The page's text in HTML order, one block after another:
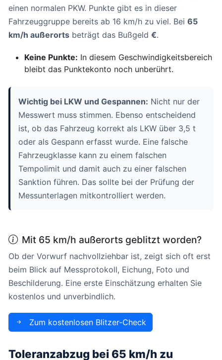
einen normalen PKW. Punkte gibt es in dieser
Fahrzeuggruppe bereits ab 16 km/h zu viel. Bei 65
km/h außerorts beträgt das Bußgeld €.
Keine Punkte: In diesem Geschwindigkeitsbereich
bleibt das Punktekonto noch unberührt.
Wichtig bei LKW und Gespannen: Nicht nur der
Messwert muss stimmen. Ebenso entscheidend
ist, ob das Fahrzeug korrekt als LKW über 3,5 t
oder als Gespann erfasst wurde. Eine falsche
Fahrzeugklasse kann zu einem falschen
Tempolimit und damit auch zu einer falschen
Sanktion führen. Das sollte bei der Prüfung der
Messunterlagen mitkontrolliert werden.
Mit 65 km/h außerorts geblitzt worden?
Ob der Vorwurf nachvollziehbar ist, zeigt sich oft erst
beim Blick auf Messprotokoll, Eichung, Foto und
Beschilderung. Eine erste Einschätzung erhalten Sie
kostenlos und unverbindlich.
Zum kostenlosen Blitzer-Check
Toleranzabzug bei 65 km/h zu